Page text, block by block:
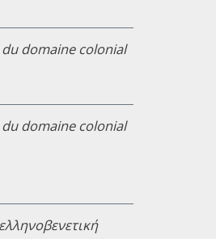
domaine colonial
domaine colonial